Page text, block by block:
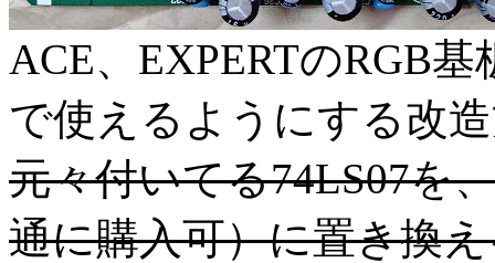
ACE、EXPERTのRGB
で使えるようにする改
元々付いてる74LS07を
通に購入可）に置き換